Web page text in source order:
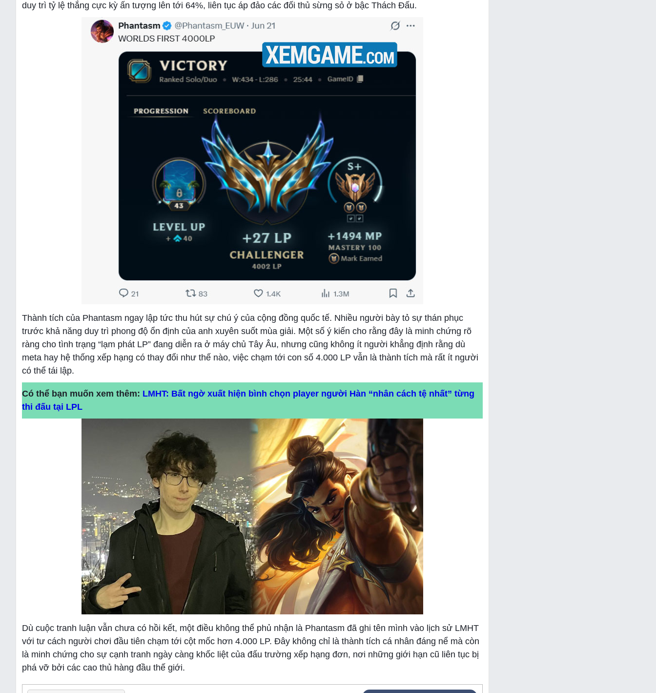
duy trì tỷ lệ thắng cực kỳ ấn tượng lên tới 64%, liên tục áp đảo các đối thủ sừng sỏ ở bậc Thách Đấu.
Thành tích của Phantasm ngay lập tức thu hút sự chú ý của cộng đồng quốc tế. Nhiều người bày tỏ sự thán phục
trước khả năng duy trì phong độ ổn định của anh xuyên suốt mùa giải. Một số ý kiến cho rằng đây là minh chứng rõ
ràng cho tình trạng “lạm phát LP” đang diễn ra ở máy chủ Tây Âu, nhưng cũng không ít người khẳng định rằng dù
meta hay hệ thống xếp hạng có thay đổi như thế nào, việc chạm tới con số 4.000 LP vẫn là thành tích mà rất ít người
có thể tái lập.
Có thể bạn muốn xem thêm: LMHT: Bất ngờ xuất hiện bình chọn player người Hàn “nhân cách tệ nhất” từng
thi đấu tại LPL
Dù cuộc tranh luận vẫn chưa có hồi kết, một điều không thể phủ nhận là Phantasm đã ghi tên mình vào lịch sử LMHT
với tư cách người chơi đầu tiên chạm tới cột mốc hơn 4.000 LP. Đây không chỉ là thành tích cá nhân đáng nể mà còn
là minh chứng cho sự cạnh tranh ngày càng khốc liệt của đấu trường xếp hạng đơn, nơi những giới hạn cũ liên tục bị
phá vỡ bởi các cao thủ hàng đầu thế giới.